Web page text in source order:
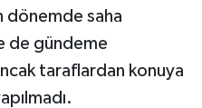
dönemde saha
de gündeme
taraflardan konuya